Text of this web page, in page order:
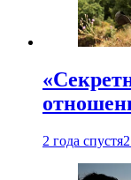
2 года спустя